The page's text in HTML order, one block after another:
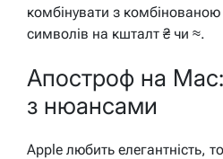
комбінувати з
символів на кшталт ₴ чи ≈.
Апостроф на
з нюансами
Apple любить елегантність,